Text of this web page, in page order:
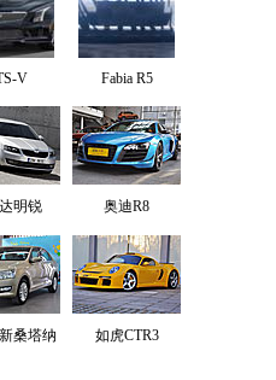
V Fabia R5
明锐 奥迪R8
桑塔纳 如虎CTR3